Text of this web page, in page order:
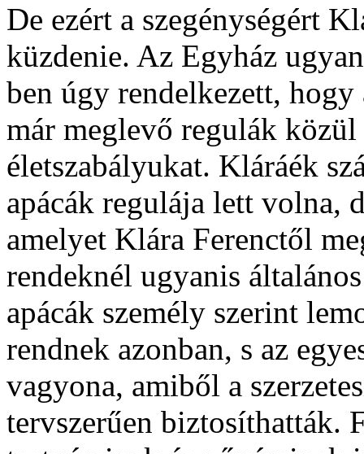
De ezért a szegénységért
küzdenie. Az Egyház
ben úgy rendelkezett, hogy
már meglevő regulák
életszabályukat. Kláráék
apácák regulája lett volna,
amelyet Klára Ferenctől
rendeknél ugyanis
apácák személy szerint
rendnek azonban, s az
vagyona, amiből a
tervszerűen biztosíthatták.